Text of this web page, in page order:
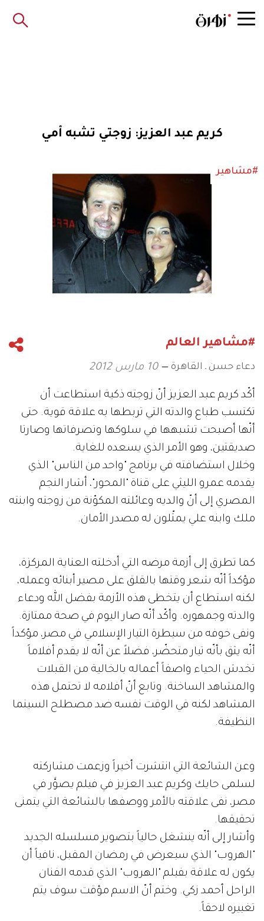
كريم عبد العزيز: زوجتي تشبه أمي
#مشاهير
#مشاهير العالم
دعاء حسن ـ القاهرة 10 مارس 2012
أكّد كريم عبد العزيز أنّ زوجته ذكية استطاعت أن
تكتسب طباع والدته التي تربطها به علاقة قوية. حتى
أنّها أصبحت تشبهها في سلوكها وتصرفاتها وصارتا
صديقتين، وهو الأمر الذي يسعده للغاية.
وخلال استضافته في برنامج "واحد من الناس" الذي
يقدمه عمرو الليثي على قناة "المحور"، أشار النجم
المصري إلى أنّ والديه وعائلته المكوّنة من زوجته وابنته
ملك وابنه علي يمثّلون له مصدر الأمان.
كما تطرق إلى أزمة مرضه التي أدخلته العناية المركزة،
مؤكداً أنّه شعر وقتها بالقلق على مصير أبنائه وعمله،
لكنه استطاع أن يتخطى هذه الأزمة بفضل الله ودعاء
والدته وجمهوره. وأكّد أنّه صار اليوم في صحة ممتازة.
ونفى خوفه من سيطرة التيار الإسلامي في مصر، مؤكداً
أنّه يثق بأنّه تيار متحضّر، فضلاً عن أنّه لا يقدم أفلاماً
تخدش الحياء واصفاً أعماله بالخالية من القبلات
والمشاهد الساخنة. وتابع أنّ أفلامه لا تحتمل هذه
المشاهد لكنه في الوقت نفسه ضد مصطلح السينما
النظيفة.
وعن الشائعة التي انتشرت أخيراً وزعمت مشاركته
لسلمى حايك وكريم عبد العزيز في فيلم يصوَّر في
مصر، نفى علاقته بالأمر ووصفها بالشائعة التي يتمنى
تحقيقها.
وأشار إلى أنّه ينشغل حالياً بتصوير مسلسله الجديد
"الهروب" الذي سيعرض في رمضان المقبل، نافياً أن
يكون له علاقة بفيلم "الهروب" الذي قدمه الفنان
الراحل أحمد زكي. وختم أنّ الاسم مؤقت سوف يتم
تغييره لاحقاً.